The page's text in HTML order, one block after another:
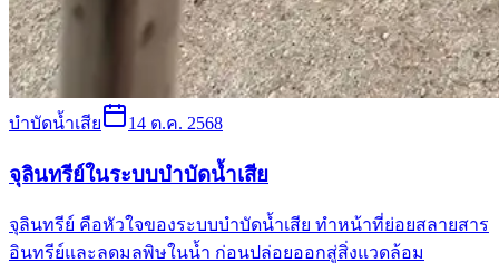
บำบัดน้ำเสีย 14 ต.ค. 2568
จุลินทรีย์ในระบบบำบัดน้ำเสีย
จุลินทรีย์ คือหัวใจของระบบบำบัดน้ำเสีย ทำหน้าที่ย่อยสลายสาร
อินทรีย์และลดมลพิษในน้ำ ก่อนปล่อยออกสู่สิ่งแวดล้อม